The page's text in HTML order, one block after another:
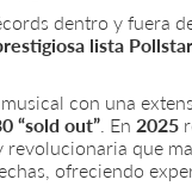
dentro y fuera
lista
con una
“sold out” . En 2025
que
ofreciendo